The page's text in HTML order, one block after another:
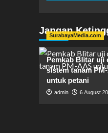
Jangan
SurabayaMedia.com
Pemkab Blitar uji
sistem tanam
untuk petani
admin 6 August